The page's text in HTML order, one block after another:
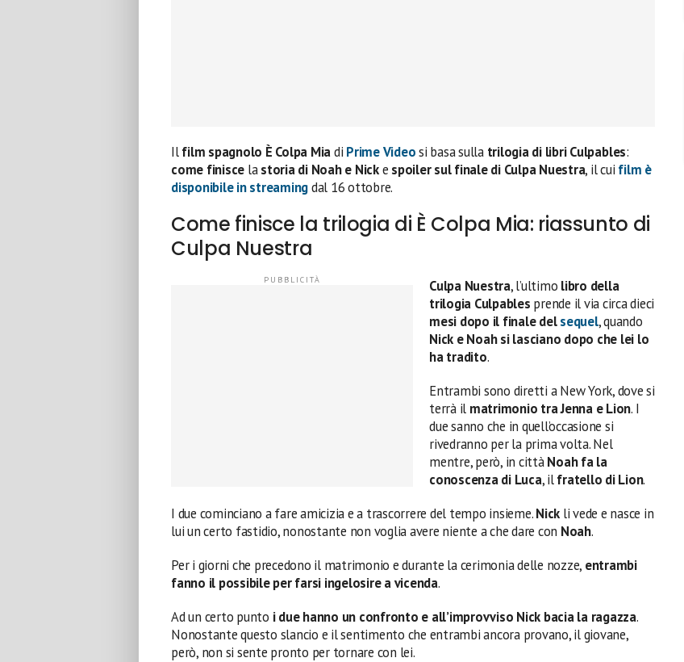
Ilfilm spagnolo È Colpa Miadi Prime Videosi basa sulla trilogia di libri Culpables:
come finisce lastoria di Noah e Nicke spoiler sul finale di Culpa Nuestra, il cui film è
disponibile in streamingdal 16 ottobre.
Come finisce la trilogia di È Colpa Mia: riassunto di
Culpa Nuestra
Culpa Nuestra, l’ultimo libro della
trilogia Culpables prende il via circa dieci
mesi dopo il finale delsequel, quando
Nick e Noah si lasciano dopo che lei lo
ha tradito.
Entrambi sono diretti a New York, dove si
terrà il matrimonio tra Jenna e Lion. I
due sanno che in quell’occasione si
rivedranno per la prima volta. Nel
mentre, però, in cittàNoah fa la
conoscenza di Luca, ilfratello di Lion.
I due cominciano a fare amicizia e a trascorrere del tempo insieme.Nick li vede e nasce in
lui un certo fastidio, nonostante non voglia avere niente a che dare con Noah.
Per i giorni che precedono il matrimonio e durante la cerimonia delle nozze, entrambi
fanno il possibile per farsi ingelosire a vicenda.
Ad un certo punto i due hanno un confronto e all’improvviso Nick bacia la ragazza.
Nonostante questo slancio e il sentimento che entrambi ancora provano, il giovane,
però, non si sente pronto per tornare con lei.